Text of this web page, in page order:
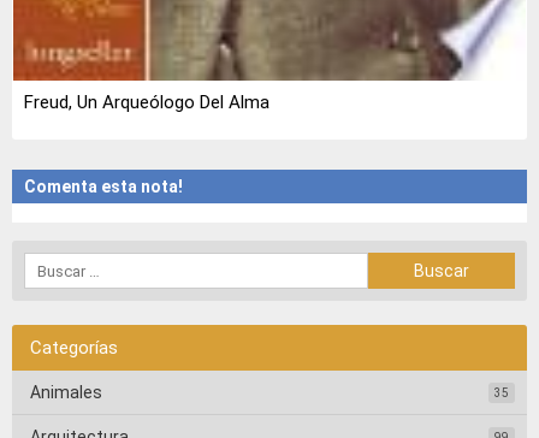
Freud, Un Arqueólogo Del Alma
Comenta esta nota!
Categorías
Animales 35